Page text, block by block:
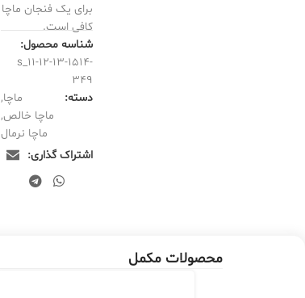
برای یک فنجان ماچا
کافی است.
شناسه محصول:
s_11-12-13-1514-
349
دسته:
ماچا,
ماچا خالص,
ماچا نرمال
اشتراک گذاری:
محصولات مکمل